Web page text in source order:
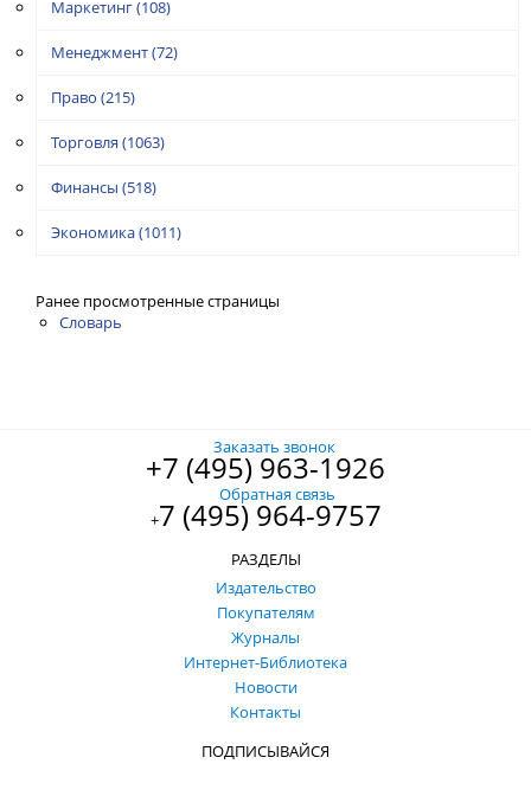
Маркетинг(108)
Менеджмент(72)
Право (215)
Торговля (1063)
Финансы (518)
Экономика(1011)
Ранее просмотренные страницы
Словарь
Заказать звонок
+7 (495) 963-1926
Обратная связь
+7 (495) 964-9757
РАЗДЕЛЫ
Издательство
Покупателям
Журналы
Интернет-Библиотека
Новости
Контакты
ПОДПИСЫВАЙСЯ